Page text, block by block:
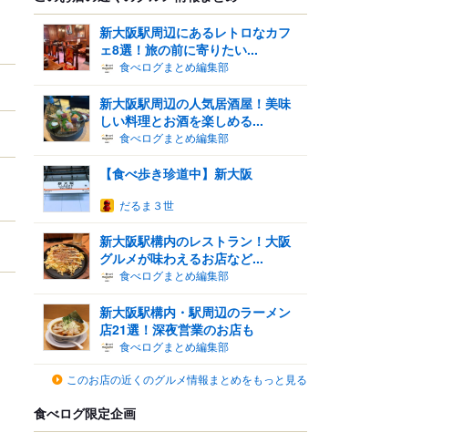
新大阪駅周辺にあるレトロなカフ
ェ8選！旅の前に寄りたい...
食べログまとめ編集部
新大阪駅周辺の人気居酒屋！美味
しい料理とお酒を楽しめる...
食べログまとめ編集部
【食べ歩き珍道中】新大阪
だるま３世
新大阪駅構内のレストラン！大阪
グルメが味わえるお店など...
食べログまとめ編集部
新大阪駅構内・駅周辺のラーメン
店21選！深夜営業のお店も
食べログまとめ編集部
このお店の近くのグルメ情報まとめをもっと見る
食べログ限定企画